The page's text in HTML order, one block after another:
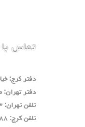
تماس با
دفتر كرج:
دفتر تهران:
تلفن تهران: ٠٢١٦٦٩٤١٥٠٣
تلفن كرج: ٠٢٦٣٣٥٠٠٨٨٨